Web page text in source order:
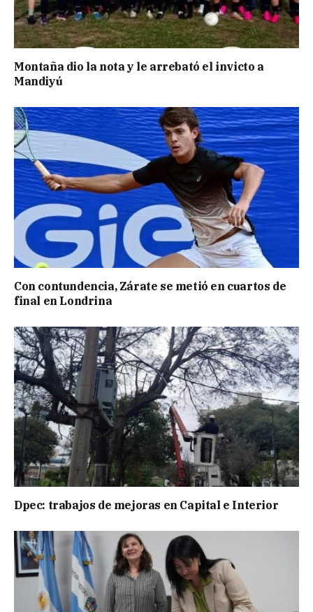
Montaña dio la nota y le arrebató el invicto a
Mandiyú
Con contundencia, Zárate se metió en cuartos de
final en Londrina
Dpec: trabajos de mejoras en Capital e Interior